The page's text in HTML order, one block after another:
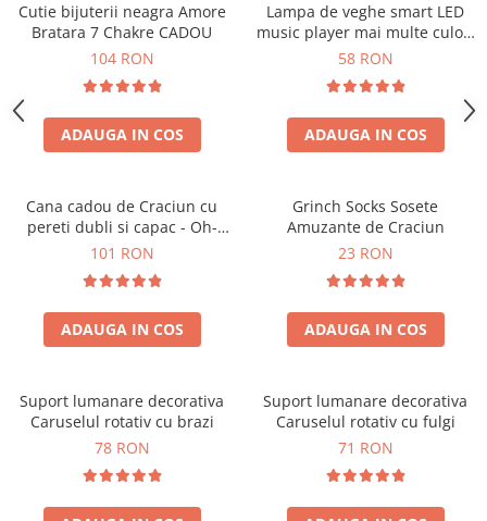
Cutie bijuterii neagra Amore
Bratara 7 Chakre CADOU
104 RON
ADAUGA IN COS
Lampa de veghe smart LED
music player mai multe culori
touch control handsfree
58 RON
ADAUGA IN COS
Cana cadou de Craciun cu
pereti dubli si capac - Oh-
Brad-frumos
101 RON
ADAUGA IN COS
Grinch Socks Sosete
Amuzante de Craciun
23 RON
ADAUGA IN COS
Suport lumanare decorativa
Caruselul rotativ cu brazi
78 RON
Suport lumanare decorativa
Caruselul rotativ cu fulgi
71 RON